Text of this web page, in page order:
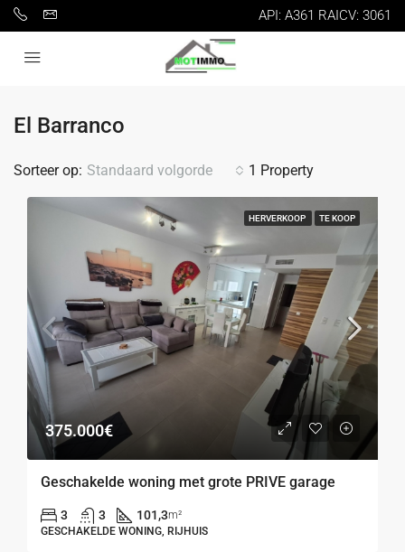
API: A361 RAICV: 3061
El Barranco
1 Property
Sorteer op: Standaard volgorde
HERVERKOOP TE KOOP
375.000€
Geschakelde woning met grote PRIVE garage
3 3 101,3m²
GESCHAKELDE WONING, RIJHUIS